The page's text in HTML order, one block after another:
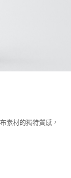
素材的獨特質感，